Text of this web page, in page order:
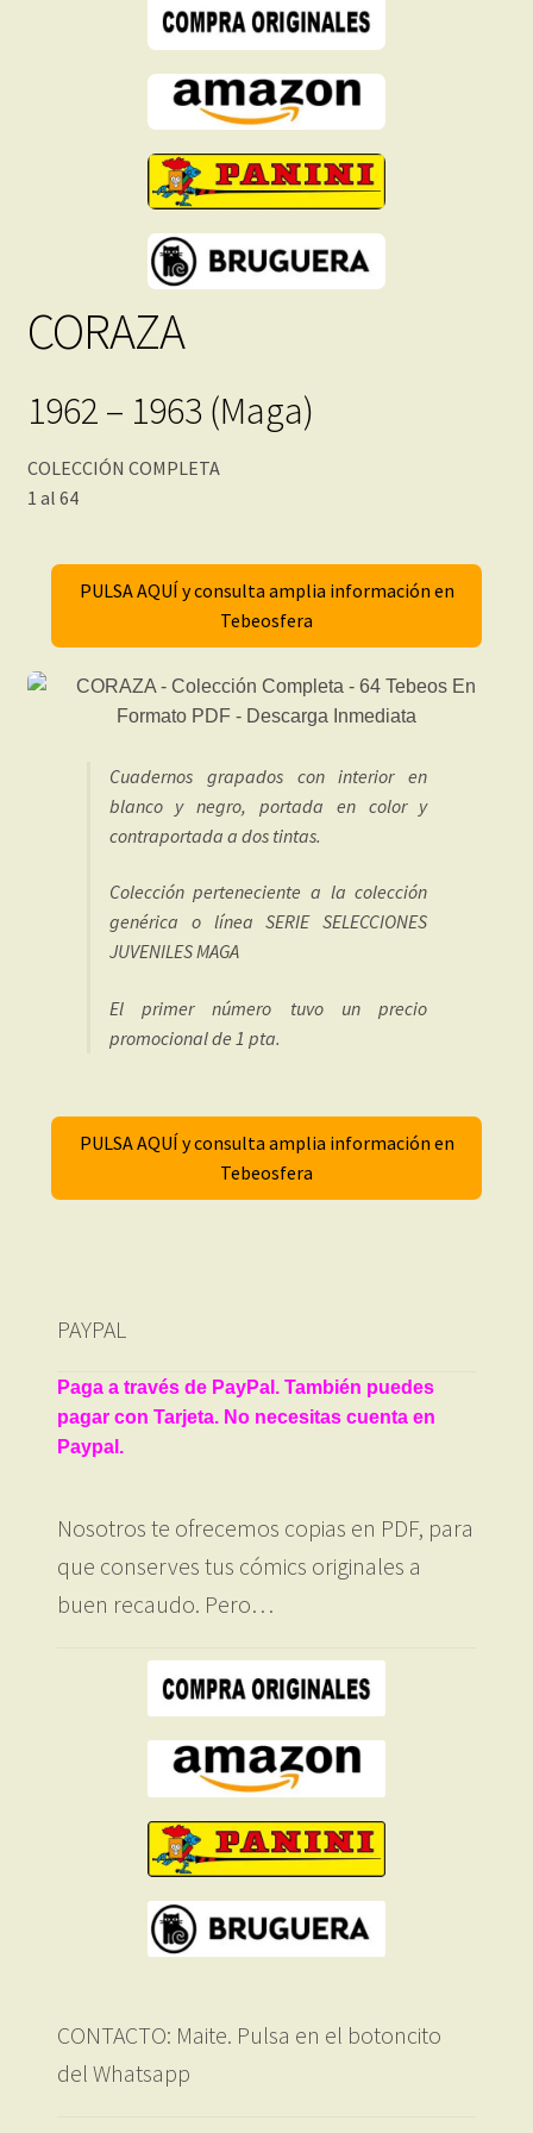
CORAZA
1962 – 1963 (Maga)
COLECCIÓN COMPLETA
1 al 64
PULSA AQUÍ y consulta amplia información en
Tebeosfera
Cuadernos grapados con interior en
blanco y negro, portada en color y
contraportada a dos tintas.
Colección perteneciente a la colección
genérica o línea SERIE SELECCIONES
JUVENILES MAGA
El primer número tuvo un precio
promocional de 1 pta.
PULSA AQUÍ y consulta amplia información en
Tebeosfera
PAYPAL
Paga a través de PayPal. También puedes
pagar con Tarjeta. No necesitas cuenta en
Paypal.
Nosotros te ofrecemos copias en PDF, para
que conserves tus cómics originales a
buen recaudo. Pero…
CONTACTO: Maite. Pulsa en el botoncito
del Whatsapp